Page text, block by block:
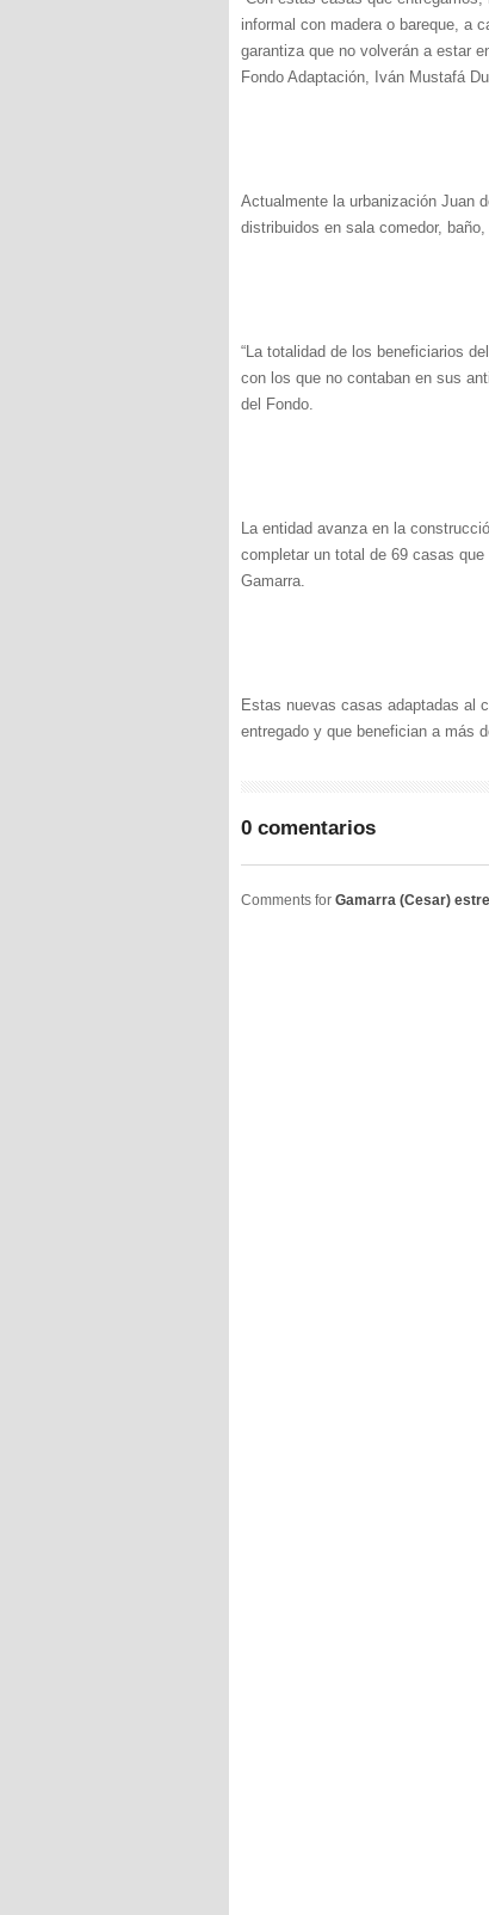
informal con madera o bareque, a
garantiza que no volverán a estar
Fondo Adaptación, Iván Mustafá
Actualmente la urbanización Juan
distribuidos en sala comedor,
“La totalidad de los beneficiarios
con los que no contaban en sus
del Fondo.
La entidad avanza en la
completar un total de 69 casas
Gamarra.
Estas nuevas casas adaptadas al
entregado y que benefician a más
0 comentarios
Comments for Gamarra (Cesar)